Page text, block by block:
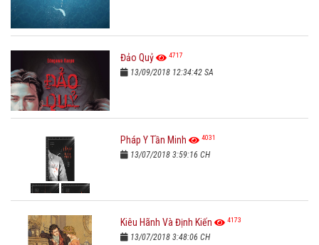
Đảo Quỷ 4717
13/09/2018 12:34:42 SA
Pháp Y Tần Minh 4031
13/07/2018 3:59:16 CH
Kiêu Hãnh Và Định Kiến 4173
13/07/2018 3:48:06 CH